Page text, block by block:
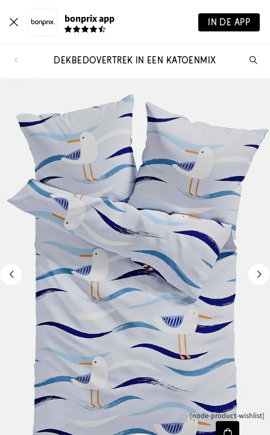
bonprix app IN DE APP
DEKBEDOVERTREK IN EEN KATOENMIX
[node-product-wishlist]